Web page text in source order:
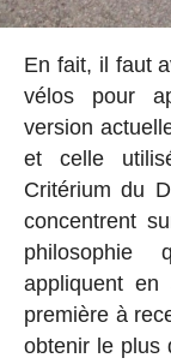
En fait, il faut
vélos pour
version
et celle
Critérium du
concentrent
philosophie
appliquent
première à
obtenir le plus